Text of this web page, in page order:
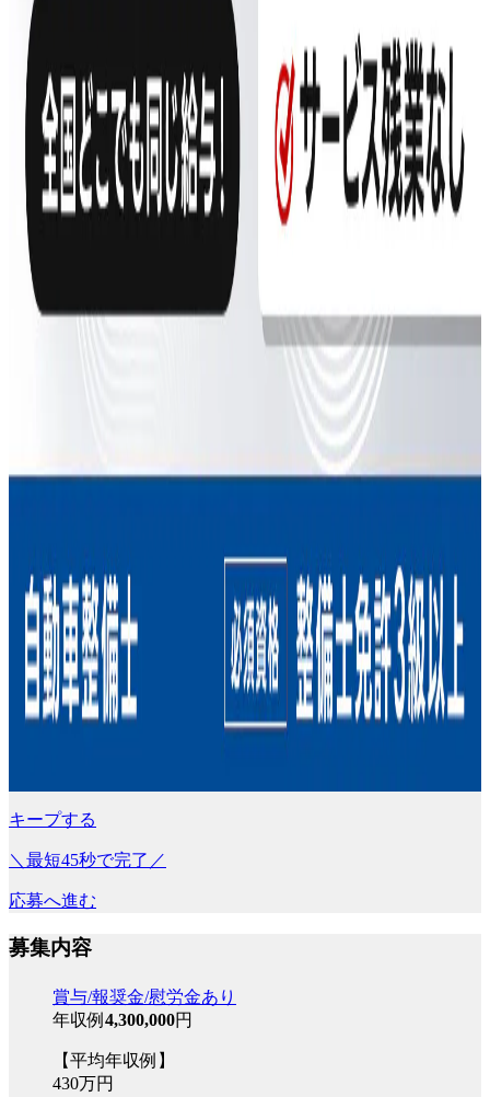
キープする
＼最短45秒で完了／
応募へ進む
募集内容
賞与/報奨金/慰労金あり
年収例 4,300,000円
【平均年収例】
430万円